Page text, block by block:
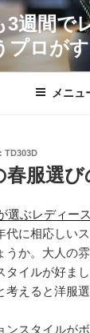
3週間で
プロが
メニュ
TD303D
春服選び
選ぶレディー
代に相応しい
うか。大人の
タイルが好ま
考えると洋服
ンスタイルが